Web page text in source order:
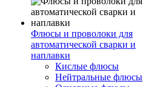
Флюсы и проволоки для
автоматической сварки и
наплавки
Кислые флюсы
Нейтральные флюсы